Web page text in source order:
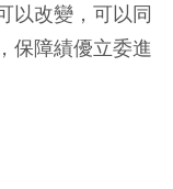
以改變，可以同
保障績優立委進